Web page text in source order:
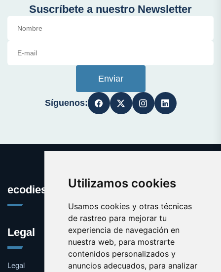
Utilizamos cookies
Usamos cookies y otras técnicas
de rastreo para mejorar tu
experiencia de navegación en
nuestra web, para mostrarte
contenidos personalizados y
anuncios adecuados, para analizar
Suscríbete a nuestro Newsletter
Enviar
Síguenos:
ecodiesel.es
Legal
Legal